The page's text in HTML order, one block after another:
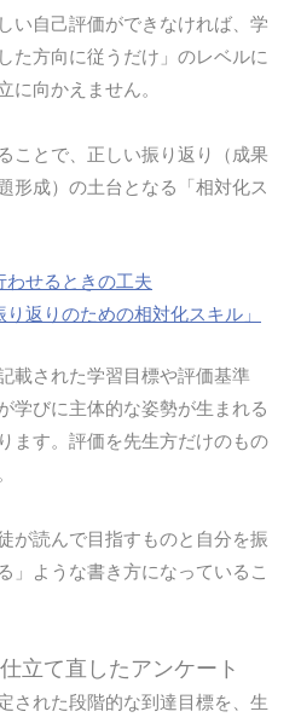
い自己評価ができなければ、学
た方向に従うだけ」のレベルに
に向かえません。
ことで、正しい振り返り（成果
形成）の土台となる「相対化ス
わせるときの工夫
返りのための相対化スキル」
載された学習目標や評価基準
学びに主体的な姿勢が生まれる
ます。評価を先生方だけのもの
が読んで目指すものと自分を振
」ような書き方になっているこ
立て直したアンケート
された段階的な到達目標を、生